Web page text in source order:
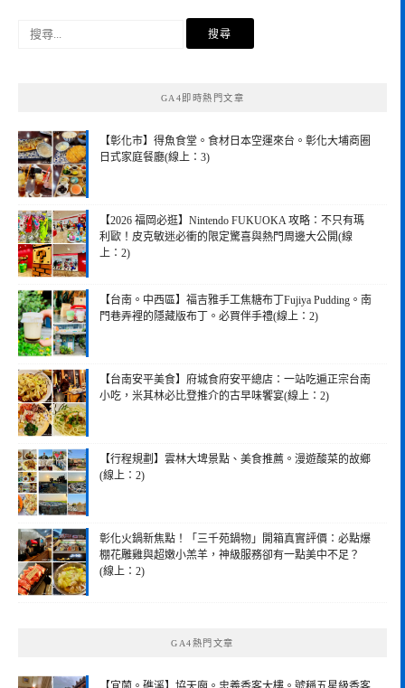
GA4即時熱門文章
【彰化市】得魚食堂。食材日本空運來台。彰化大埔商圈
日式家庭餐廳(線上：3)
【2026 福岡必逛】Nintendo FUKUOKA 攻略：不只有瑪
利歐！皮克敏迷必衝的限定驚喜與熱門周邊大公開(線
上：2)
【台南。中西區】福吉雅手工焦糖布丁Fujiya Pudding。南
門巷弄裡的隱藏版布丁。必買伴手禮(線上：2)
【台南安平美食】府城食府安平總店：一站吃遍正宗台南
小吃，米其林必比登推介的古早味饗宴(線上：2)
【行程規劃】雲林大埤景點、美食推薦。漫遊酸菜的故鄉
(線上：2)
彰化火鍋新焦點！「三千苑鍋物」開箱真實評價：必點爆
棚花雕雞與超嫩小羔羊，神級服務卻有一點美中不足？
(線上：2)
GA4熱門文章